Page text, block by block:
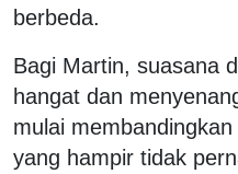
berbeda.
Bagi Martin, suasana
hangat dan
mulai
yang hampir tidak